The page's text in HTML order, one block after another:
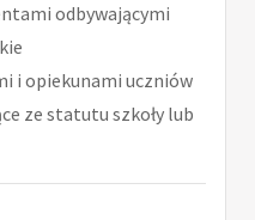
odbywającymi
i opiekunami uczniów
ze statutu szkoły lub